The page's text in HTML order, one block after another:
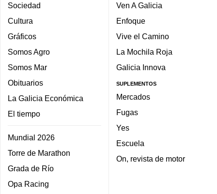
Sociedad
Cultura
Gráficos
Somos Agro
Somos Mar
Obituarios
La Galicia Económica
El tiempo
Mundial 2026
Torre de Marathon
Grada de Río
Opa Racing
Ven A Galicia
Enfoque
Vive el Camino
La Mochila Roja
Galicia Innova
SUPLEMENTOS
Mercados
Fugas
Yes
Escuela
On, revista de motor